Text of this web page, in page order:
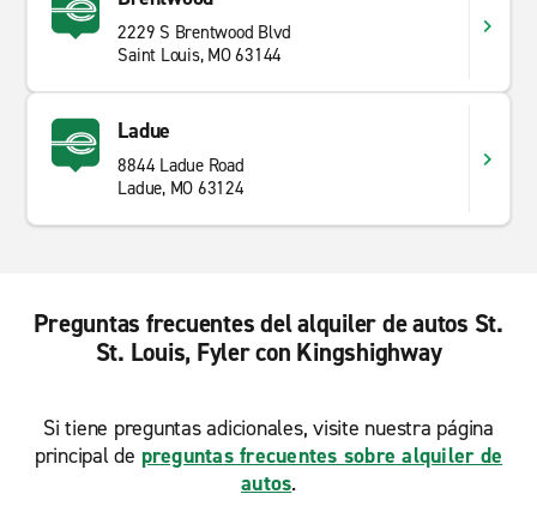
2229 S Brentwood Blvd
Saint Louis, MO 63144
Ladue
8844 Ladue Road
Ladue, MO 63124
Preguntas frecuentes del alquiler de autos St.
St. Louis, Fyler con Kingshighway
Si tiene preguntas adicionales, visite nuestra página
principal de preguntas frecuentes sobre alquiler de
autos.